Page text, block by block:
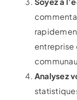
entreprise
Analysez